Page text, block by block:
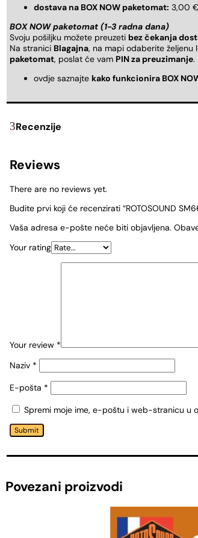
dostava na BOX NOW paketomat: 3,00 €
BOX NOW paketomat (1-3 radna dana)
Svoju pošiljku možete preuzeti bez čekanja
Na stranici Blagajna, na mapi odaberite željenu
paketomat, poslat će vam PIN za preuzimanje.
ovdje saznajte kako funkcionira BOX
Recenzije
Reviews
There are no reviews yet.
Budite prvi koji će recenzirati “ROTOSOUND
Vaša adresa e-pošte neće biti objavljena.
Your rating
Your review *
Naziv *
E-pošta *
Spremi moje ime, e-poštu i web-stranicu u
Submit
Povezani proizvodi